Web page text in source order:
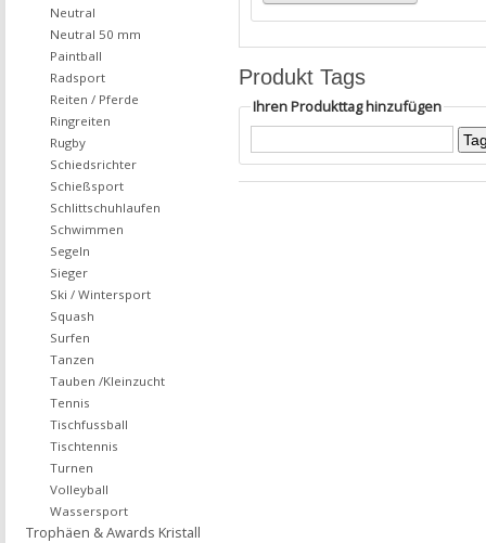
Produkt Tags
Ihren Produkttag hinzufügen
Neutral
Neutral 50 mm
Paintball
Radsport
Reiten / Pferde
Ringreiten
Rugby
Schiedsrichter
Schießsport
Schlittschuhlaufen
Schwimmen
Segeln
Sieger
Ski / Wintersport
Squash
Surfen
Tanzen
Tauben /Kleinzucht
Tennis
Tischfussball
Tischtennis
Turnen
Volleyball
Wassersport
Trophäen & Awards Kristall